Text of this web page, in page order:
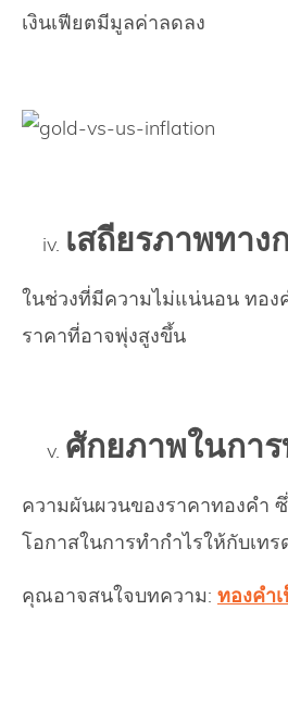
เงินเฟียตมีมูลค่าลดลง
เสถียรภาพทาง
ในช่วงที่มีความไม่แน่นอน ทอง
ราคาที่อาจพุ่งสูงขึ้น
ศักยภาพในกา
ความผันผวนของราคาทองคำ
โอกาสในการทำกำไรให้กับเท
คุณอาจสนใจบทความ: ทองคำ